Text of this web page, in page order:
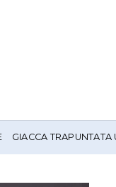
GIACCA TRAPUNTATA